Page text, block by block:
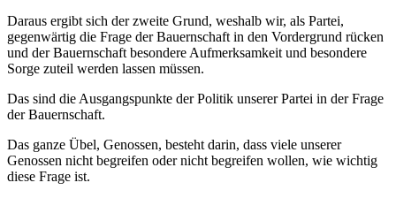
Daraus ergibt sich der zweite Grund, weshalb wir, als Partei,
gegenwärtig die Frage der Bauernschaft in den Vordergrund rücken
und der Bauernschaft besondere Aufmerksamkeit und besondere
Sorge zuteil werden lassen müssen.
Das sind die Ausgangspunkte der Politik unserer Partei in der Frage
der Bauernschaft.
Das ganze Übel, Genossen, besteht darin, dass viele unserer
Genossen nicht begreifen oder nicht begreifen wollen, wie wichtig
diese Frage ist.